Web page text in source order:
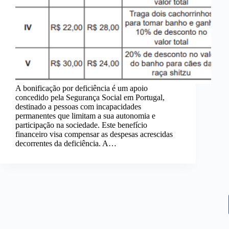
A bonificação por deficiência é um apoio
concedido pela Segurança Social em Portugal,
destinado a pessoas com incapacidades
permanentes que limitam a sua autonomia e
participação na sociedade. Este benefício
financeiro visa compensar as despesas acrescidas
decorrentes da deficiência. A…